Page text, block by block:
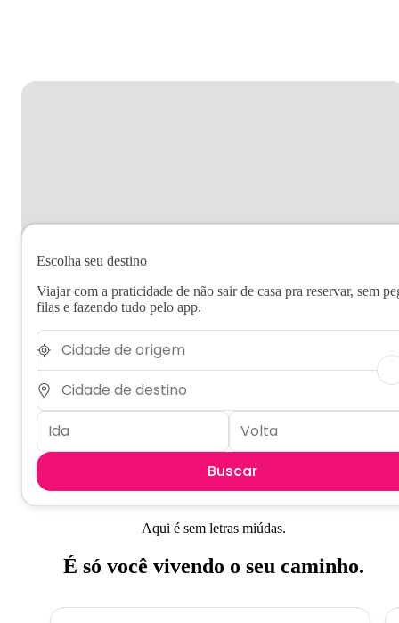
Escolha seu destino
Viajar com a praticidade de não sair de casa pra reservar, sem
filas e fazendo tudo pelo app.
Buscar
Aqui é sem letras miúdas.
É só você vivendo o seu caminho.